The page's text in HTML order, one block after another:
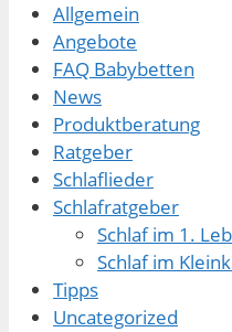
Allgemein
Angebote
FAQ Babybetten
News
Produktberatung
Ratgeber
Schlaflieder
Schlafratgeber
Schlaf im 1.
Schlaf im
Tipps
Uncategorized